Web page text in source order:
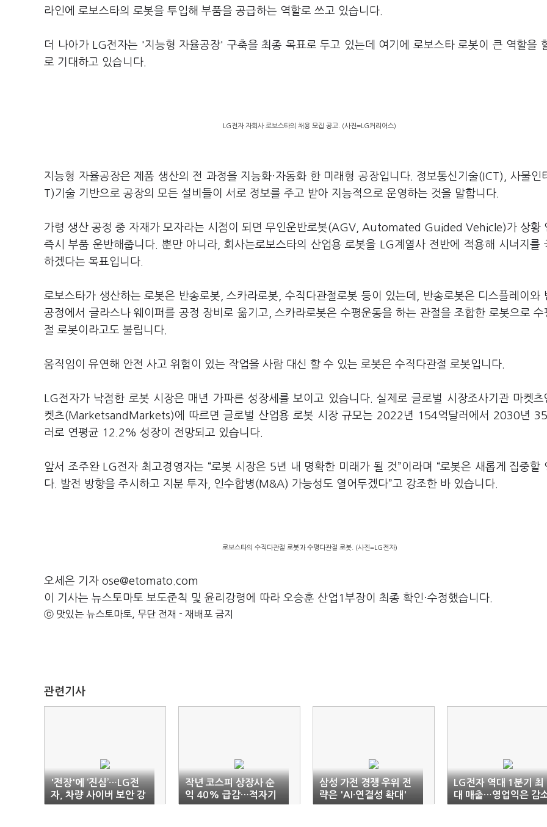
라인에 로보스타의 로봇을 투입해 부품을 공급하는 역할로 쓰고 있습니다.
더 나아가 LG전자는 '지능형 자율공장' 구축을 최종 목표로 두고 있는데 여기에 로보스타 로봇이 큰 역할을
로 기대하고 있습니다.
LG전자 자회사 로보스타의 채용 모집 공고. (사진=LG커리어스)
지능형 자율공장은 제품 생산의 전 과정을 지능화·자동화 한 미래형 공장입니다. 정보통신기술(ICT), 사물인
T)기술 기반으로 공장의 모든 설비들이 서로 정보를 주고 받아 지능적으로 운영하는 것을 말합니다.
가령 생산 공정 중 자재가 모자라는 시점이 되면 무인운반로봇(AGV, Automated Guided Vehicle)가 상황
즉시 부품 운반해줍니다. 뿐만 아니라, 회사는로보스타의 산업용 로봇을 LG계열사 전반에 적용해 시너지를
하겠다는 목표입니다.
로보스타가 생산하는 로봇은 반송로봇, 스카라로봇, 수직다관절로봇 등이 있는데, 반송로봇은 디스플레이와
공정에서 글라스나 웨이퍼를 공정 장비로 옮기고, 스카라로봇은 수평운동을 하는 관절을 조합한 로봇으로 수
절 로봇이라고도 불립니다.
움직임이 유연해 안전 사고 위험이 있는 작업을 사람 대신 할 수 있는 로봇은 수직다관절 로봇입니다.
LG전자가 낙점한 로봇 시장은 매년 가파른 성장세를 보이고 있습니다. 실제로 글로벌 시장조사기관 마켓츠
켓츠(MarketsandMarkets)에 따르면 글로벌 산업용 로봇 시장 규모는 2022년 154억달러에서 2030년
러로 연평균 12.2% 성장이 전망되고 있습니다.
앞서 조주완 LG전자 최고경영자는 “로봇 시장은 5년 내 명확한 미래가 될 것”이라며 “로봇은 새롭게 집중할
다. 발전 방향을 주시하고 지분 투자, 인수합병(M&A) 가능성도 열어두겠다”고 강조한 바 있습니다.
로보스타의 수직다관절 로봇과 수평다관절 로봇. (사진=LG전자)
오세은 기자 ose@etomato.com
이 기사는 뉴스토마토 보도준칙 및 윤리강령에 따라 오승훈 산업1부장이 최종 확인·수정했습니다.
ⓒ 맛있는 뉴스토마토, 무단 전재 - 재배포 금지
관련기사
'전장'에 ‘진심’…LG전
자, 차량 사이버 보안 강
화
작년 코스피 상장사 순
익 40% 급감…적자기
업 증가
삼성 가전 경쟁 우위 전
략은 'AI·연결성 확대'
LG전자 역대 1분기 최
대 매출…영업익은 감